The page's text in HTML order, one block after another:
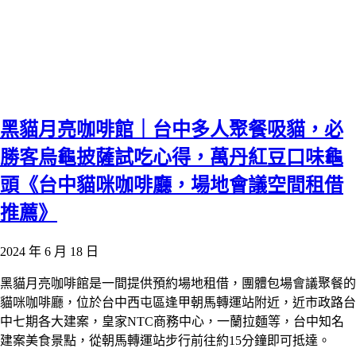
黑貓月亮咖啡館｜台中多人聚餐吸貓，必
勝客烏龜披薩試吃心得，萬丹紅豆口味龜
頭《台中貓咪咖啡廳，場地會議空間租借
推薦》
2024 年 6 月 18 日
黑貓月亮咖啡館是一間提供預約場地租借，團體包場會議聚餐的
貓咪咖啡廳，位於台中西屯區逢甲朝馬轉運站附近，近市政路台
中七期各大建案，皇家NTC商務中心，一蘭拉麵等，台中知名
建案美食景點，從朝馬轉運站步行前往約15分鐘即可抵達。